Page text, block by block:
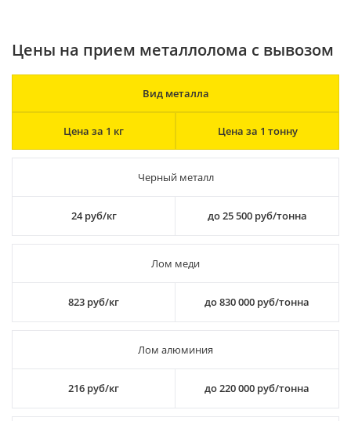
Цены на прием металлолома с вывозом
Вид металла
Цена за 1 кг Цена за 1 тонну
Черный металл
24 руб/кг до 25 500 руб/тонна
Лом меди
823 руб/кг до 830 000 руб/тонна
Лом алюминия
216 руб/кг до 220 000 руб/тонна